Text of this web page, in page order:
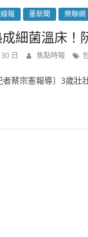
報 墨新聞 樂聯網
細菌溫床！
日 焦點時報
者蔡宗憲報導〕3歲壯